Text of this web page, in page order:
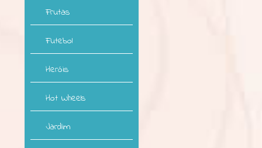
Frutas
Futebol
Heróis
Hot Wheels
Jardim